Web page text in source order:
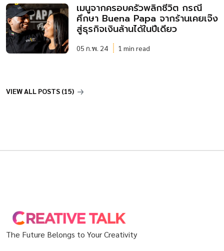
เมนูจากครอบครัวพลิกชีวิต กรณี
ศึกษา Buena Papa จากร้านเคยเจ๊ง
สู่ธุรกิจเงินล้านได้ในปีเดียว
05 ก.พ. 24 1 min read
VIEW ALL POSTS (15)
The Future Belongs to Your Creativity